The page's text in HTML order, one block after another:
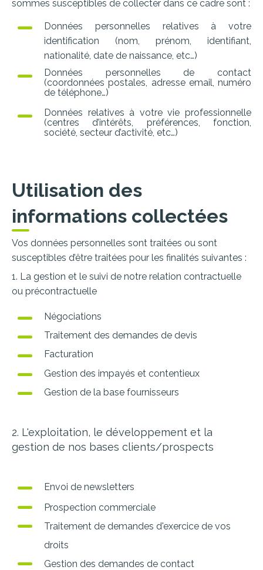
sommes susceptibles de collecter dans ce cadre sont :
Données personnelles relatives à votre
identification (nom, prénom, identifiant,
nationalité, date de naissance, etc…)
Données personnelles de contact
(coordonnées postales, adresse email, numéro
de téléphone…)
Données relatives à votre vie professionnelle
(centres d’intérêts, préférences, fonction,
société, secteur d’activité, etc…)
Utilisation des
informations collectées
Vos données personnelles sont traitées ou sont
susceptibles d’être traitées pour les finalités suivantes :
1. La gestion et le suivi de notre relation contractuelle
ou précontractuelle
Négociations
Traitement des demandes de devis
Facturation
Gestion des impayés et contentieux
Gestion de la base fournisseurs
2. L'exploitation, le développement et la
gestion de nos bases clients/prospects
Envoi de newsletters
Prospection commerciale
Traitement de demandes d'exercice de vos
droits
Gestion des demandes de contact